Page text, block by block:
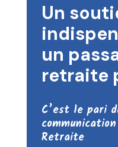
Un
un
retraite
C’est le pari
Retraite